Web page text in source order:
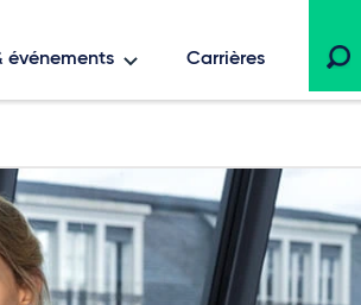
événements Carrières